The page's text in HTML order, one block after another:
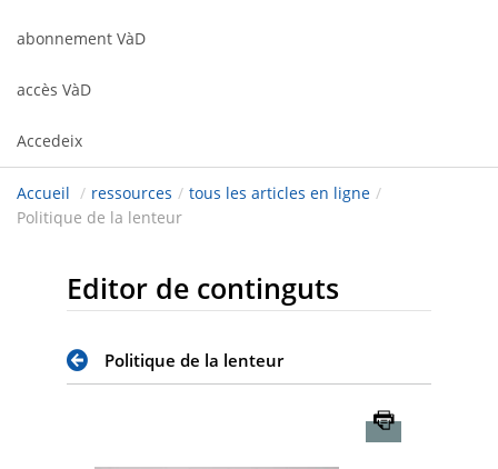
abonnement VàD
accès VàD
Accedeix
Accueil / ressources / tous les articles en ligne /
Politique de la lenteur
Editor de continguts
Politique de la lenteur